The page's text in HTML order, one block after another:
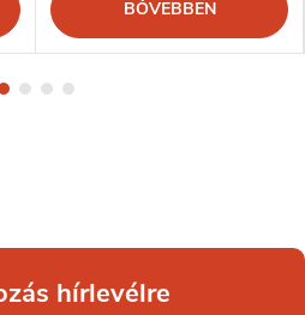
BŐVEBBEN
hírlevélre